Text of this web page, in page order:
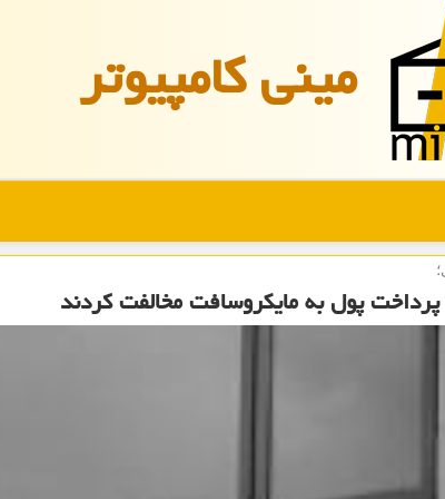
مینی كامپیوتر
پرداخت پول به مایكروسافت مخالفت كردند